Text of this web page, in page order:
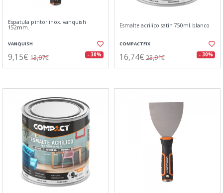
Espatula pintor inox. vanquish
152mm.
VANQUISH
9,15€ 13,07€ - 30%
Esmalte acrilico satin 750ml.blanco
COMPACTFIX
16,74€ 23,91€ - 30%